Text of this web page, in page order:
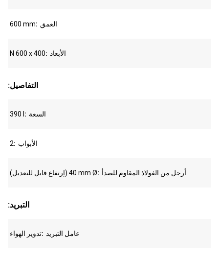
600 mm العمق
N 600 x 400 الأبعاد
:التفاصيل
390 l السعة
2 الأبواب
(إرتفاع قابل للتعديل) 40 mm Ø أرجل من الفولاذ المقاوم للصدأ
:التبريد
تدوير الهواء عامل التبريد